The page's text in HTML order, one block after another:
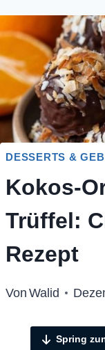
DESSERTS &
Kokos-
Trüffel:
Rezept
Von Walid
Spring